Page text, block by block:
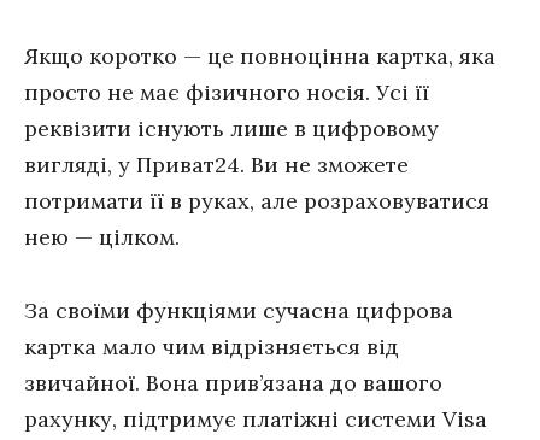
Якщо коротко — це повноцінна картка, яка
просто не має фізичного носія. Усі її
реквізити існують лише в цифровому
вигляді, у Приват24. Ви не зможете
потримати її в руках, але розраховуватися
нею — цілком.
За своїми функціями сучасна цифрова
картка мало чим відрізняється від
звичайної. Вона прив’язана до вашого
рахунку, підтримує платіжні системи Visa